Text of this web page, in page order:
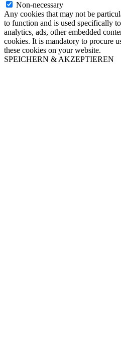
Non-necessary
Any cookies that may not be
to function and is used specifically
analytics, ads, other embedded
cookies. It is mandatory to procure
these cookies on your website.
SPEICHERN & AKZEPTIEREN